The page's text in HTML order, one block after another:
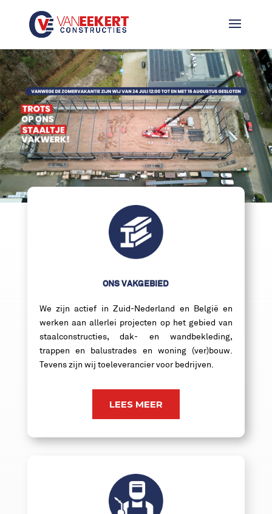
ONS VAKGEBIED
We zijn actief in Zuid-Nederland en België en
werken aan allerlei projecten op het gebied van
staalconstructies, dak- en wandbekleding,
trappen en balustrades en woning (ver)bouw.
Tevens zijn wij toeleverancier voor bedrijven.
LEES MEER